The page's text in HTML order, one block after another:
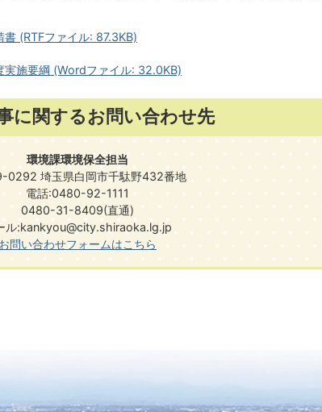
(RTFファイル: 87.3KB)
実施要綱 (Wordファイル: 32.0KB)
に関するお問い合わせ先
環境課環境保全担当
0292 埼玉県白岡市千駄野432番地
電話:0480-92-1111
0480-31-8409(直通)
ル:kankyou@city.shiraoka.lg.jp
お問い合わせフォームはこちら